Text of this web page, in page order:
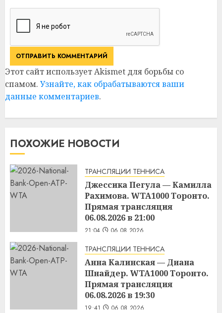
Этот сайт использует Akismet для борьбы со
спамом. Узнайте, как обрабатываются ваши
данные комментариев.
ПОХОЖИЕ НОВОСТИ
ТРАНСЛЯЦИИ ТЕННИСА
Джессика Пегула — Камилла
Рахимова. WTA1000 Торонто.
Прямая трансляция
06.08.2026 в 21:00
21:04 06.08.2026
ТРАНСЛЯЦИИ ТЕННИСА
Анна Калинская — Диана
Шнайдер. WTA1000 Торонто.
Прямая трансляция
06.08.2026 в 19:30
19:41 06.08.2026